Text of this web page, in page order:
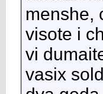
menshe,
visote i
vi
vasix